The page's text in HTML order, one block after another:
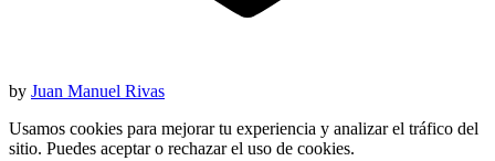
by Juan Manuel Rivas
Usamos cookies para mejorar tu experiencia y analizar el tráfico del
sitio. Puedes aceptar o rechazar el uso de cookies.